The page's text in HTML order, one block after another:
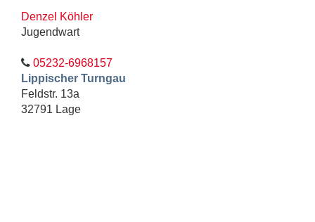
Denzel Köhler
Jugendwart
05232-6968157
Lippischer Turngau
Feldstr. 13a
32791 Lage